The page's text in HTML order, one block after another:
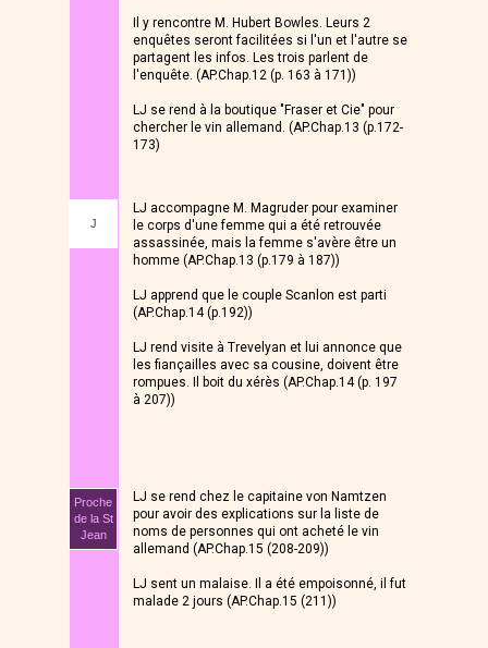
Il y rencontre M. Hubert Bowles. Leurs 2
enquêtes seront facilitées si l'un et l'autre se
partagent les infos. Les trois parlent de
l'enquête. (AP.Chap.12 (p. 163 à 171))
LJ se rend à la boutique "Fraser et Cie" pour
chercher le vin allemand. (AP.Chap.13 (p.172-
173)
LJ accompagne M. Magruder pour examiner
le corps d'une femme qui a été retrouvée
assassinée, mais la femme s'avère être un
homme (AP.Chap.13 (p.179 à 187))
LJ apprend que le couple Scanlon est parti
(AP.Chap.14 (p.192))
LJ rend visite à Trevelyan et lui annonce que
les fiançailles avec sa cousine, doivent être
rompues. Il boit du xérès (AP.Chap.14 (p. 197
à 207))
J
Proche
de la St
Jean
LJ se rend chez le capitaine von Namtzen
pour avoir des explications sur la liste de
noms de personnes qui ont acheté le vin
allemand (AP.Chap.15 (208-209))
LJ sent un malaise. Il a été empoisonné, il fut
malade 2 jours (AP.Chap.15 (211))